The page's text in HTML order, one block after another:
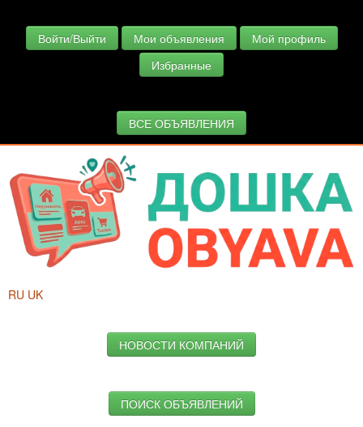
Войти/Выйти Мои объявления
Мой профиль
Избранные
ВСЕ ОБЪЯВЛЕНИЯ
RU UK
НОВОСТИ КОМПАНИЙ
ПОИСК ОБЪЯВЛЕНИЙ